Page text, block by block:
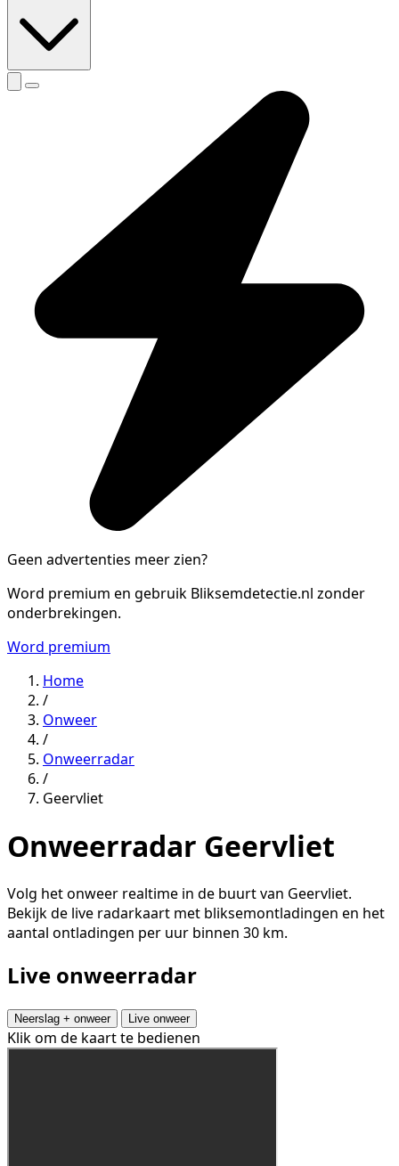
Geen advertenties meer zien?
Word premium en gebruik Bliksemdetectie.nl zonder
onderbrekingen.
Word premium
Home
/
Onweer
/
Onweerradar
/
Geervliet
Onweerradar Geervliet
Volg het onweer realtime in de buurt van Geervliet.
Bekijk de live radarkaart met bliksemontladingen en het
aantal ontladingen per uur binnen 30 km.
Live onweerradar
Neerslag + onweer Live onweer
Klik om de kaart te bedienen